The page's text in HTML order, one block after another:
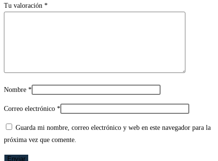
Tu valoración *
Nombre *
Correo electrónico *
Guarda mi nombre, correo electrónico y web en este navegador para la
próxima vez que comente.